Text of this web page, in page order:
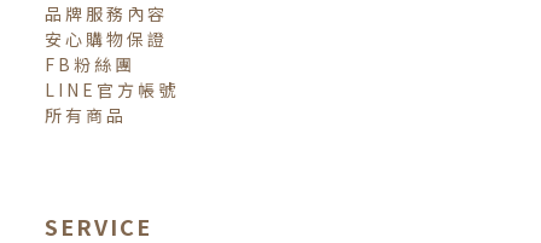
品牌服務內容
安心購物保證
FB粉絲團
LINE官方帳號
所有商品
SERVICE